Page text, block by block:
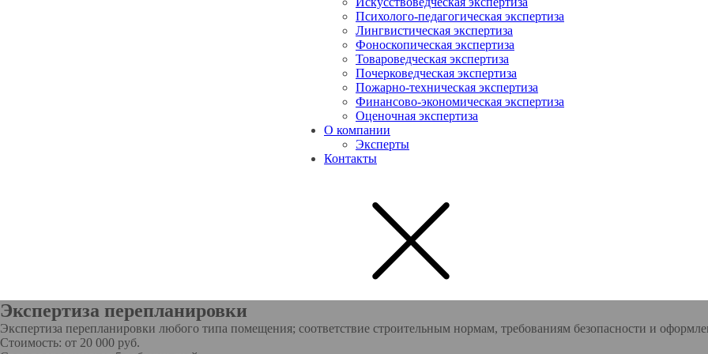
Психолого-педагогическая экспертиза
Лингвистическая экспертиза
Фоноскопическая экспертиза
Товароведческая экспертиза
Почерковедческая экспертиза
Пожарно-техническая экспертиза
Финансово-экономическая экспертиза
Оценочная экспертиза
О компании
Эксперты
Контакты
Экспертиза перепланировки
Экспертиза перепланировки любого типа помещения; соответствие строительным нормам, требованиям безопасности и
Стоимость: от 20 000 руб.